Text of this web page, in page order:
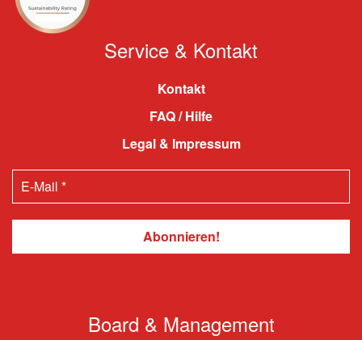
Service & Kontakt
Kontakt
FAQ / Hilfe
Legal & Impressum
Board & Management